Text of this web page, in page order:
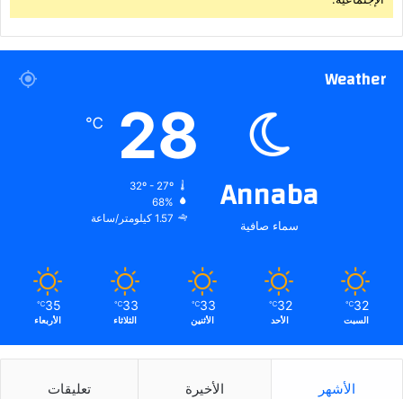
Weather
Annaba
سماء صافية
28
℃
32º - 27º
68%
1.57 كيلومتر/ساعة
32
℃
السبت
32
℃
الأحد
33
℃
الأثنين
33
℃
الثلاثاء
35
℃
الأربعاء
الأشهر الأخيرة تعليقات